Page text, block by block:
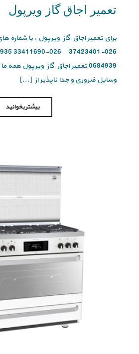
تعمیر اجاق گاز ویرپول
برای تعمیر اجاق گاز ویرپول ، با شماره
0684939 تعمیر اجاق گاز ویرپول
وسایل ضروری و جدا ناپذیر از [...]
بیشتر بخوانید